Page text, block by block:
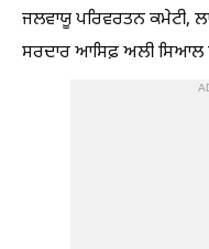
ਜਲਵਾਯੂ ਪਰਿਵਰਤਨ ਕਮੇਟੀ,
ਸਰਦਾਰ ਆਸਿਫ਼ ਅਲੀ ਸਿਆਲ